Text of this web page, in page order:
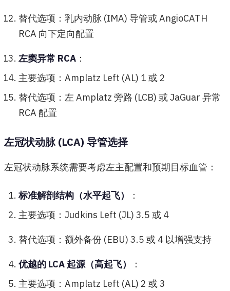
替代选项：乳内动脉 (IMA) 导管或 AngioCATH
RCA 向下定向配置
左窦异常 RCA ：
主要选项：Amplatz Left (AL) 1 或 2
替代选项：左 Amplatz 旁路 (LCB) 或 JaGuar 异常
RCA 配置
左冠状动脉 (LCA) 导管选择
左冠状动脉系统需要考虑左主配置和预期目标血管：
标准解剖结构（水平起飞）
：
主要选项：Judkins Left (JL) 3.5 或 4
替代选项：额外备份 (EBU) 3.5 或 4 以增强支持
优越的 LCA 起源（高起飞）
：
主要选项：Amplatz Left (AL) 2 或 3